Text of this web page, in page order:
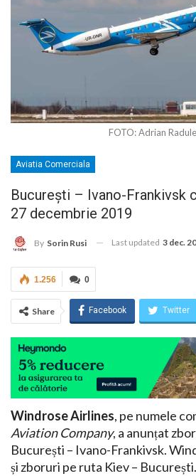
FOTO: Adrian
Aviatia Comerciala
București – Ivano-Frankivsk
27 decembrie 2019
By Sorin Rusi Last updated 3 dec.
0
1.256
Share Facebook Twitter
Windrose Airlines, pe numele
Aviation Company, a anunțat
București – Ivano-Frankivsk.
și zboruri pe ruta Kiev – București.